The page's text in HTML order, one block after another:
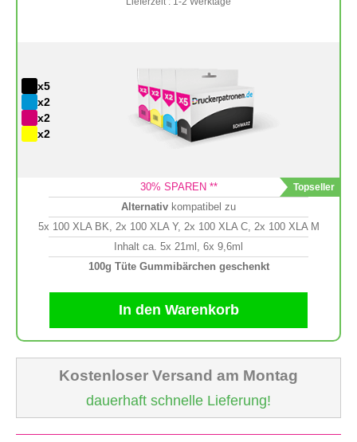
x5
x2
x2
x2
30% SPAREN **
Alternativ kompatibel zu
5x 100 XLA BK, 2x 100 XLA Y, 2x 100 XLA C, 2x 100 XLA M
Inhalt ca. 5x 21ml, 6x 9,6ml
100g Tüte Gummibärchen geschenkt
In den Warenkorb
Kostenloser Versand am Montag
dauerhaft schnelle Lieferung!